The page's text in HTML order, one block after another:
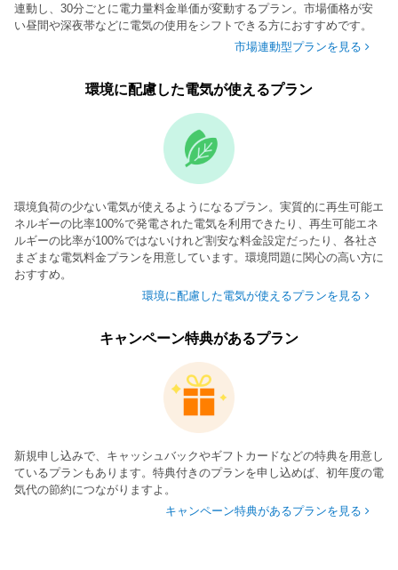
連動し、30分ごとに電力量料金単価が変動するプラン。市場価格が安
い昼間や深夜帯などに電気の使用をシフトできる方におすすめです。
市場連動型プランを見る
環境に配慮した電気が使えるプラン
環境負荷の少ない電気が使えるようになるプラン。実質的に再生可能エ
ネルギーの比率100%で発電された電気を利用できたり、再生可能エネ
ルギーの比率が100%ではないけれど割安な料金設定だったり、各社さ
まざまな電気料金プランを用意しています。環境問題に関心の高い方に
おすすめ。
環境に配慮した電気が使えるプランを見る
キャンペーン特典があるプラン
新規申し込みで、キャッシュバックやギフトカードなどの特典を用意し
ているプランもあります。特典付きのプランを申し込めば、初年度の電
気代の節約につながりますよ。
キャンペーン特典があるプランを見る